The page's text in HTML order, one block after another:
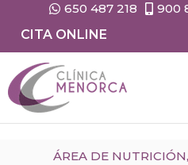
650 487 218
900
CITA ONLINE
ÁREA DE NUTRICIÓN,